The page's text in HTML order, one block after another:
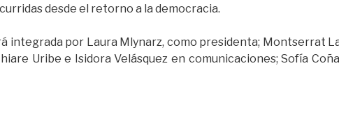
desde el retorno a la democracia.
integrada por Laura Mlynarz, como presidenta; Montserrat
Uribe e Isidora Velásquez en comunicaciones; Sofía